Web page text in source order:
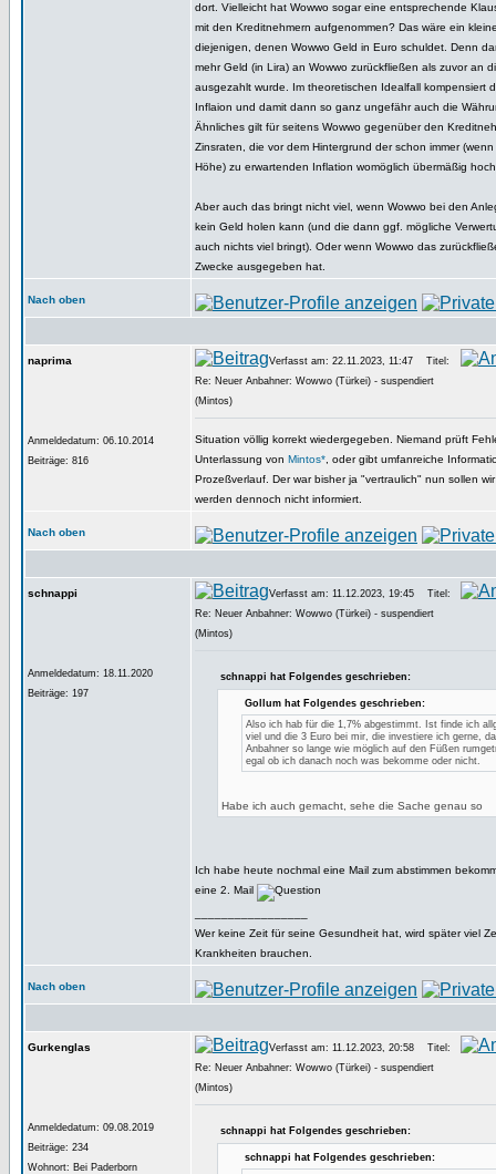
dort. Vielleicht hat Wowwo sogar eine entsprechende
mit den Kreditnehmern aufgenommen? Das wäre ein
diejenigen, denen Wowwo Geld in Euro schuldet. Denn
mehr Geld (in Lira) an Wowwo zurückfließen als zuvor an
ausgezahlt wurde. Im theoretischen Idealfall kompensiert
Inflaion und damit dann so ganz ungefähr auch die
Ähnliches gilt für seitens Wowwo gegenüber den
Zinsraten, die vor dem Hintergrund der schon immer
Höhe) zu erwartenden Inflation womöglich übermäßig
Aber auch das bringt nicht viel, wenn Wowwo bei den
kein Geld holen kann (und die dann ggf. mögliche
auch nichts viel bringt). Oder wenn Wowwo das
Zwecke ausgegeben hat.
Nach oben
naprima
Anmeldedatum: 06.10.2014
Beiträge: 816
Verfasst am: 22.11.2023, 11:47
Titel:
Re: Neuer Anbahner: Wowwo (Türkei) - suspendiert
(Mintos)
Situation völlig korrekt wiedergegeben. Niemand prüft
Unterlassung von Mintos* , oder gibt umfanreiche
Prozeßverlauf. Der war bisher ja "vertraulich" nun sollen
werden dennoch nicht informiert.
Nach oben
schnappi
Anmeldedatum: 18.11.2020
Beiträge: 197
Verfasst am: 11.12.2023, 19:45
Titel:
Re: Neuer Anbahner: Wowwo (Türkei) - suspendiert
(Mintos)
schnappi hat Folgendes geschrieben:
Gollum hat Folgendes geschrieben:
Also ich hab für die 1,7% abgestimmt. Ist finde ich
viel und die 3 Euro bei mir, die investiere ich gerne,
Anbahner so lange wie möglich auf den Füßen
egal ob ich danach noch was bekomme oder nicht.
Habe ich auch gemacht, sehe die Sache genau so
Ich habe heute nochmal eine Mail zum abstimmen
eine 2. Mail
Wer keine Zeit für seine Gesundheit hat, wird später viel
Krankheiten brauchen.
Nach oben
Gurkenglas
Anmeldedatum: 09.08.2019
Beiträge: 234
Wohnort: Bei Paderborn
Verfasst am: 11.12.2023, 20:58
Titel:
Re: Neuer Anbahner: Wowwo (Türkei) - suspendiert
(Mintos)
schnappi hat Folgendes geschrieben:
schnappi hat Folgendes geschrieben: